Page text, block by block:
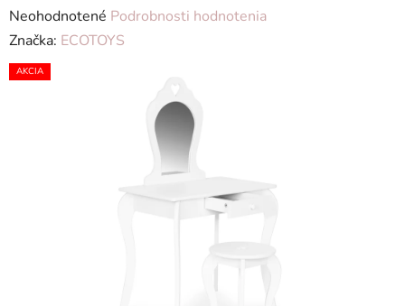
Priemerné
hodnotenie
produktu
Neohodnotené Podrobnosti hodnotenia
Značka: ECOTOYS
AKCIA